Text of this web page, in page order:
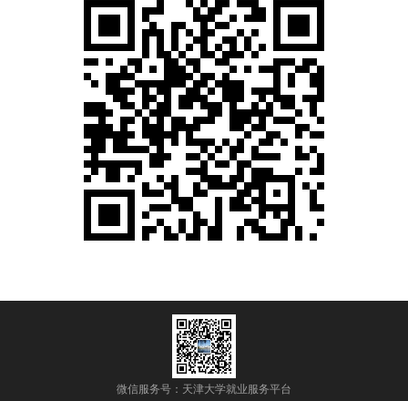
微信服务号：天津大学就业服务平台